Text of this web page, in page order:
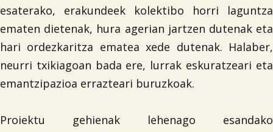
esaterako, erakundeek kolektibo horri laguntza
ematen dietenak, hura agerian jartzen dutenak eta
hari ordezkaritza ematea xede dutenak. Halaber,
neurri txikiagoan bada ere, lurrak eskuratzeari eta
emantzipazioa errazteari buruzkoak.
Proiektu gehienak lehenago esandako